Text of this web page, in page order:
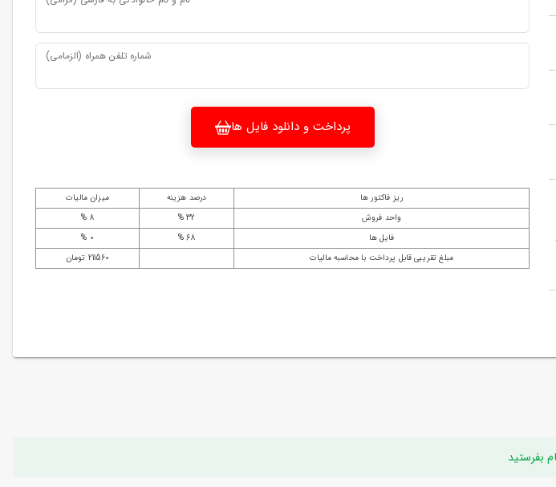
شماره تلفن همراه (الزمامی)
پرداخت و دانلود فایل ها
ریز فاکتور ها درصد هزینه
میزان مالیات
واحد فروش
32 %
8 %
فایل ها
68 %
0 %
مبلغ تقریبی قابل پرداخت با محاسبه مالیات
211560 تومان